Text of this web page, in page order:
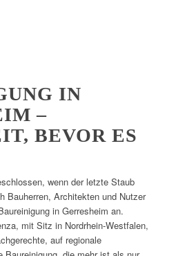
IN
–
BEVOR ES
wenn der letzte Staub
Bauherren, Architekten und Nutzer
in Gerresheim an.
mit Sitz in Nordrhein-Westfalen,
auf regionale